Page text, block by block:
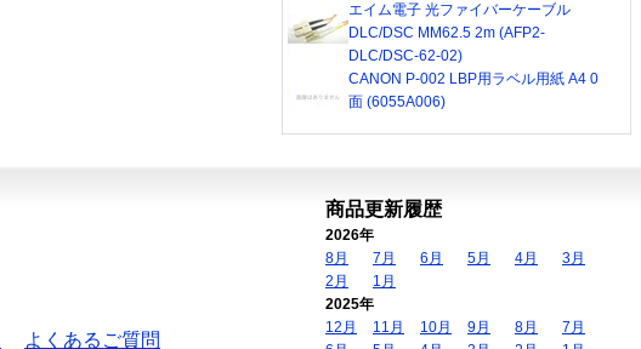
エイム電子 光ファイバーケーブル
DLC/DSC MM62.5 2m (AFP2-
DLC/DSC-62-02)
CANON P-002 LBP用ラベル用紙 A4 0
面 (6055A006)
よくあるご質問
商品更新履歴
2026年
8月
7月 6月 5月 4月
3月
2月
1月
2025年
12月
11月 10月 9月 8月
7月